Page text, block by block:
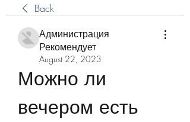
Back
Администрация
Рекомендует
August 22, 2023
Можно ли
вечером есть